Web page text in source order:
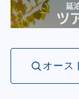
オース